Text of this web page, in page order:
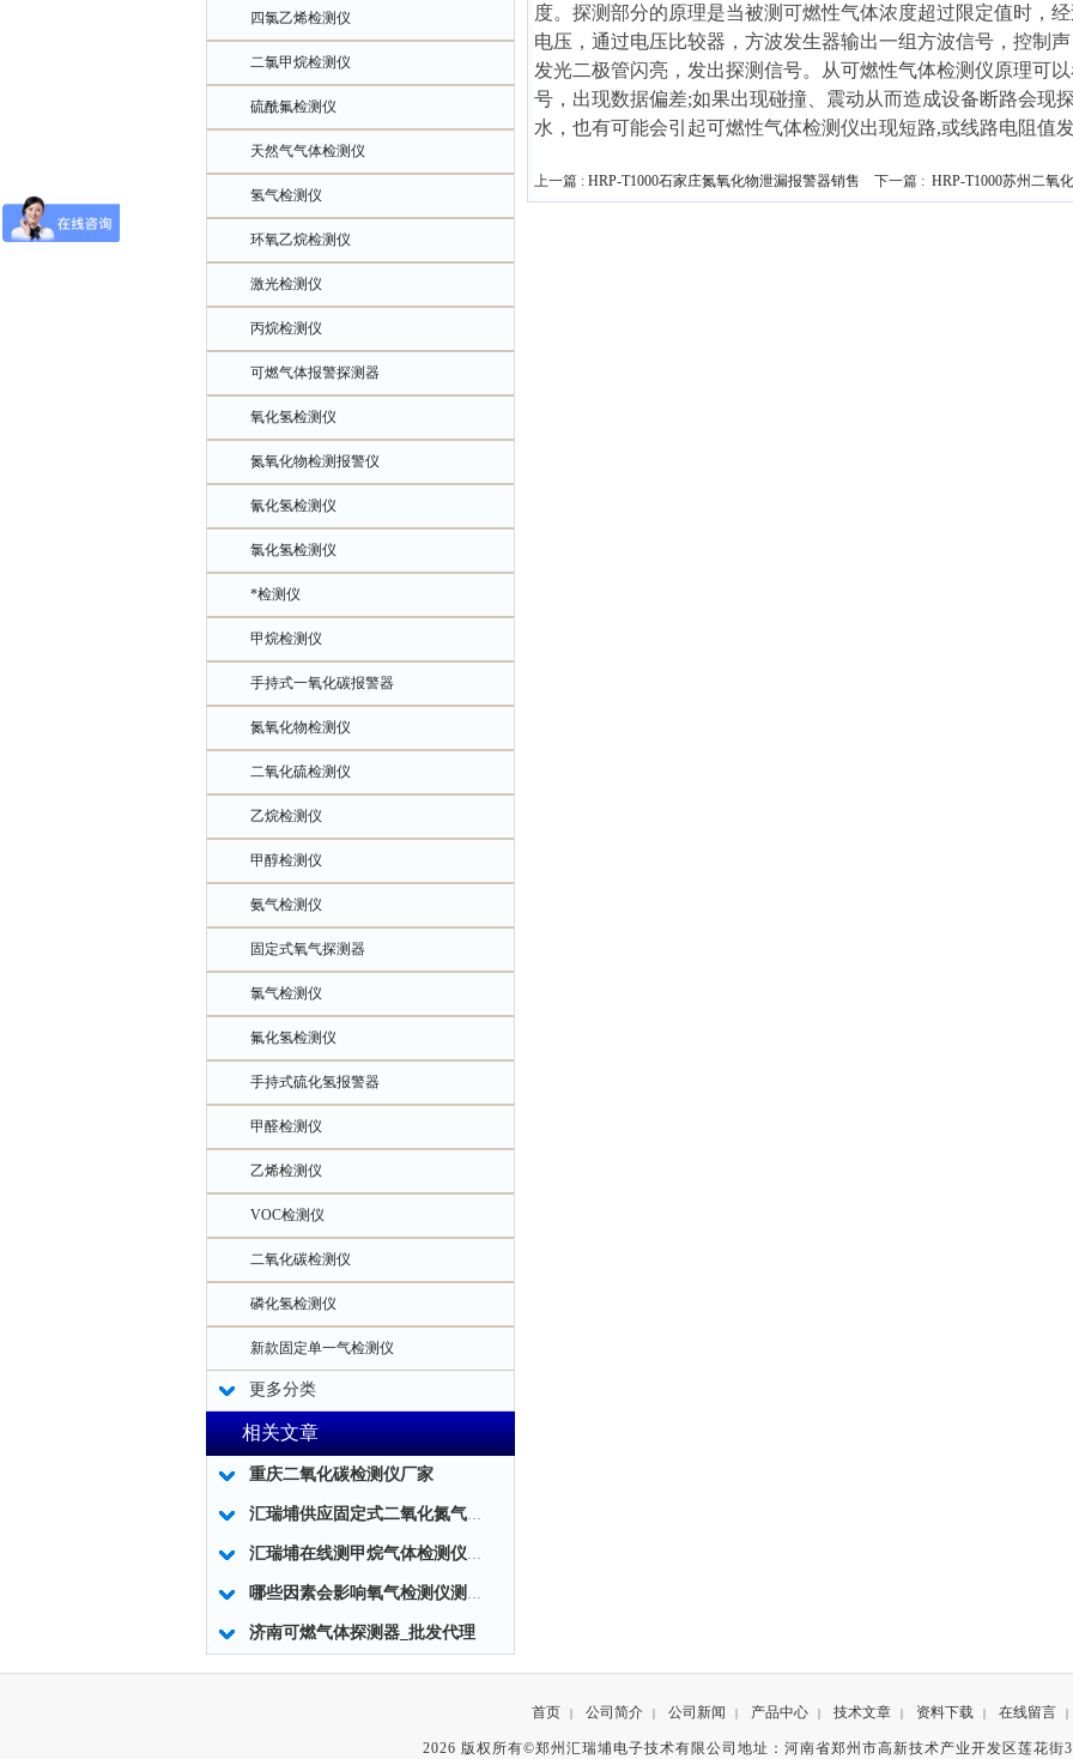
四氯乙烯检测仪
二氯甲烷检测仪
硫酰氟检测仪
天然气气体检测仪
氢气检测仪
环氧乙烷检测仪
激光检测仪
丙烷检测仪
可燃气体报警探测器
氧化氢检测仪
氮氧化物检测报警仪
氰化氢检测仪
氯化氢检测仪
*检测仪
甲烷检测仪
手持式一氧化碳报警器
氮氧化物检测仪
二氧化硫检测仪
乙烷检测仪
甲醇检测仪
氨气检测仪
固定式氧气探测器
氯气检测仪
氟化氢检测仪
手持式硫化氢报警器
甲醛检测仪
乙烯检测仪
VOC检测仪
二氧化碳检测仪
磷化氢检测仪
新款固定单一气检测仪
更多分类
相关文章
重庆二氧化碳检测仪厂家
汇瑞埔供应固定式二氧化氮气体探测器
汇瑞埔在线测甲烷气体检测仪浓度泄漏报警器
哪些因素会影响氧气检测仪测量数据的准确性?
济南可燃气体探测器_批发代理
度。探测部分的原理是当被测可燃性气体浓度超过限定值时，
电压，通过电压比较器，方波发生器输出一组方波信号，控制
发光二极管闪亮，发出探测信号。从可燃性气体检测仪原理可
号，出现数据偏差;如果出现碰撞、震动从而造成设备断路会现
水，也有可能会引起可燃性气体检测仪出现短路,或线路电阻值
上一篇 : HRP-T1000石家庄氮氧化物泄漏报警器销售 下一篇 : HRP-T1000苏州二氧
首页 | 公司简介 | 公司新闻 | 产品中心 | 技术文章 | 资料下载 | 在线留言 |
2026 版权所有©郑州汇瑞埔电子技术有限公司地址：河南省郑州市高新技术产业开发区莲花街